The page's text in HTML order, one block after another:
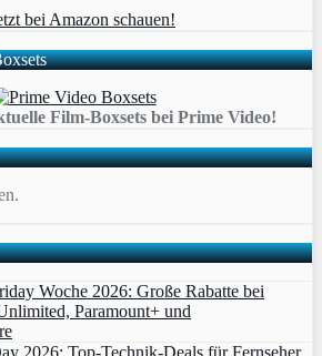
Film-Boxsets bei Prime Video!
Woche 2026: Große Rabatte bei
Paramount+ und
2026: Top-Technik-Deals für Fernseher,